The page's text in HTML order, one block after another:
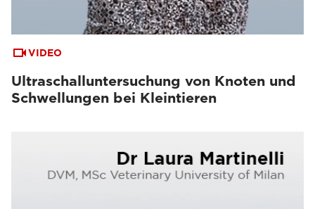
VIDEO
Ultraschalluntersuchung von Knoten und
Schwellungen bei Kleintieren